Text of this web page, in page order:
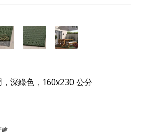
深綠色，160x230 公分
論